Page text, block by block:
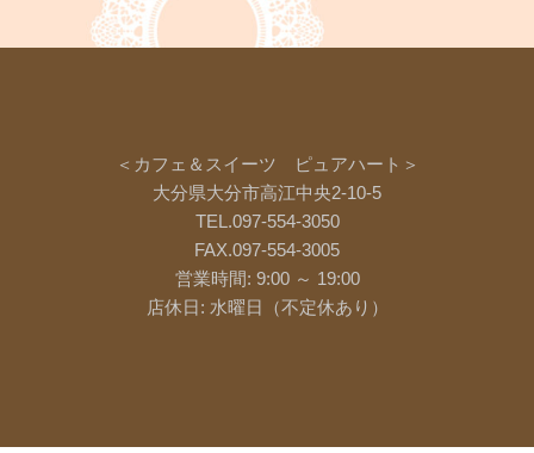
＜カフェ＆スイーツ ピュアハート＞
大分県大分市高江中央2-10-5
TEL.097-554-3050
FAX.097-554-3005
営業時間: 9:00 ～ 19:00
店休日: 水曜日（不定休あり）